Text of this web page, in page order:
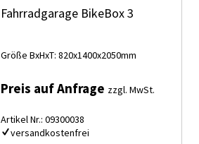
Fahrradgarage BikeBox 3
Größe BxHxT: 820x1400x2050mm
Preis auf Anfrage zzgl. MwSt.
Artikel Nr.: 09300038
versandkostenfrei